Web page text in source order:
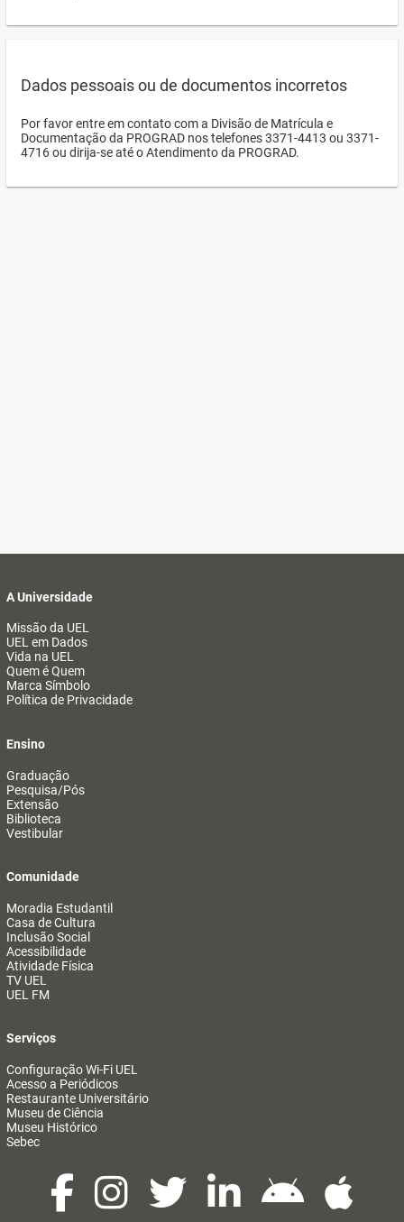
Dados pessoais ou de documentos incorretos
Por favor entre em contato com a Divisão de Matrícula e
Documentação da PROGRAD nos telefones 3371-4413 ou 3371-
4716 ou dirija-se até o Atendimento da PROGRAD.
A Universidade
Missão da UEL
UEL em Dados
Vida na UEL
Quem é Quem
Marca Símbolo
Política de Privacidade
Ensino
Graduação
Pesquisa/Pós
Extensão
Biblioteca
Vestibular
Comunidade
Moradia Estudantil
Casa de Cultura
Inclusão Social
Acessibilidade
Atividade Física
TV UEL
UEL FM
Serviços
Configuração Wi-Fi UEL
Acesso a Periódicos
Restaurante Universitário
Museu de Ciência
Museu Histórico
Sebec